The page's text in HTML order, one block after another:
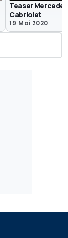
Teaser
Cabriolet
19 Mai 2020